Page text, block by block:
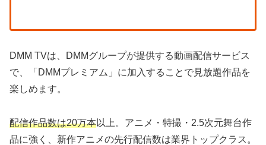
DMM TVは、DMMグループが提供する動画配信サービス
で、「DMMプレミアム」に加入することで見放題作品を
楽しめます。
配信作品数は20万本以上。アニメ・特撮・2.5次元舞台作
品に強く、新作アニメの先行配信数は業界トップクラス。